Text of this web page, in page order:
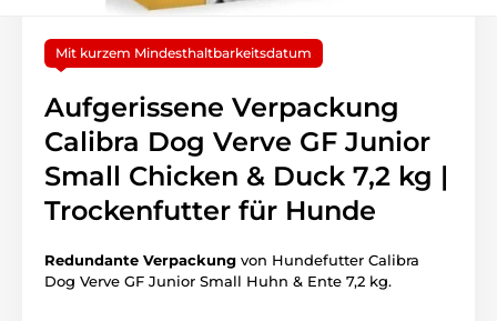
Mit kurzem Mindesthaltbarkeitsdatum
Aufgerissene Verpackung
Calibra Dog Verve GF Junior
Small Chicken & Duck 7,2 kg |
Trockenfutter für Hunde
Redundante Verpackung von Hundefutter Calibra
Dog Verve GF Junior Small Huhn & Ente 7,2 kg.